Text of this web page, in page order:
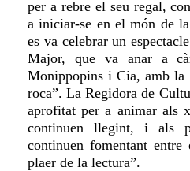
per a rebre el seu regal,
a iniciar-se en el món de
es va celebrar un
Major, que va anar a
Monippopins i Cia, amb la
roca”. La Regidora de
aprofitat per a animar als
continuen llegint, i als
continuen fomentant
plaer de la lectura”.